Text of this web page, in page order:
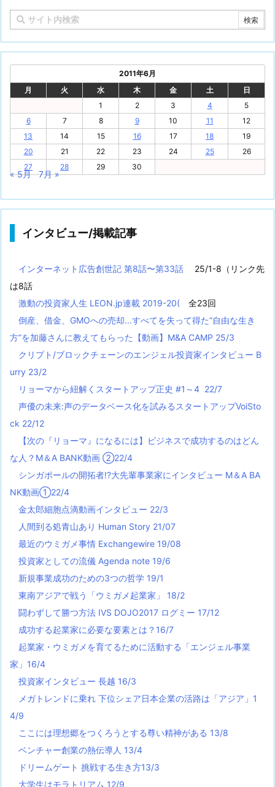
2011年6月
月
火 水 木 金 土
日
1
2 3 4
5
6
7 8 9 10 11
12
13
14 15 16 17 18
19
20
21 22 23 24 25
26
27
28 29 30
« 5月 7月 »
インタビュー/掲載記事
インターネット広告創世記 第8話〜第33話
25/1-8（リンク先
は8話
激動の投資家人生 LEON.jp連載 2019-20(
全23回
倒産、借金、GMOへの売却...すべてを失って得た”自由な生き
方”を加藤さんに教えてもらった【動画】M&A CAMP 25/3
クリプト/ブロックチェーンのエンジェル投資家インタビュー B
urry 23/2
リョーマから紐解くスタートアップ正史 #1～4 22/7
声優の未来:声のデータベース化を試みるスタートアップVoiSto
ck 22/12
【次の『リョーマ』になるには】ビジネスで成功するのはどん
な人？M＆A BANK動画 ②22/4
シンガポールの開拓者!?大先輩事業家にインタビュー M＆A BA
NK動画①22/4
金太郎細胞点滴動画インタビュー 22/3
人間到る処青山あり Human Story 21/07
最近のウミガメ事情 Exchangewire 19/08
投資家としての流儀 Agenda note 19/6
新規事業成功のための3つの哲学 19/1
東南アジアで戦う「ウミガメ起業家」 18/2
闘わずして勝つ方法 IVS DOJO2017 ログミー 17/12
成功する起業家に必要な要素とは？16/7
起業家・ウミガメを育てるために活動する「エンジェル事業
家」16/4
投資家インタビュー 長越 16/3
メガトレンドに乗れ 下位シェア日本企業の活路は「アジア」1
4/9
ここには理想郷をつくろうとする尊い精神がある 13/8
ベンチャー創業の熱伝導人 13/4
ドリームゲート 挑戦する生き方13/3
大学生はモラトリアム 12/9